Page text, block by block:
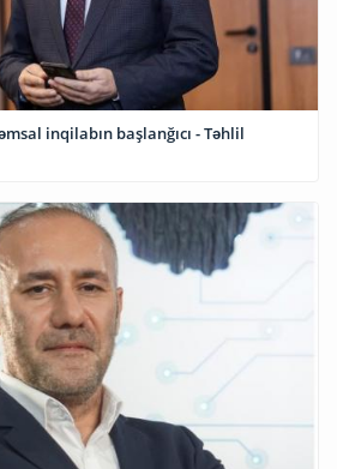
inqilabın başlanğıcı - Təhlil